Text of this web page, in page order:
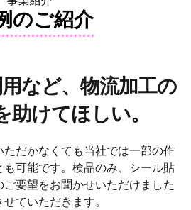
のご紹介
など、物流加工の
助けてほしい。
だかなくても当社では一部の作
可能です。検品のみ、シール貼
要望をお聞かせいただけました
ていただきます。